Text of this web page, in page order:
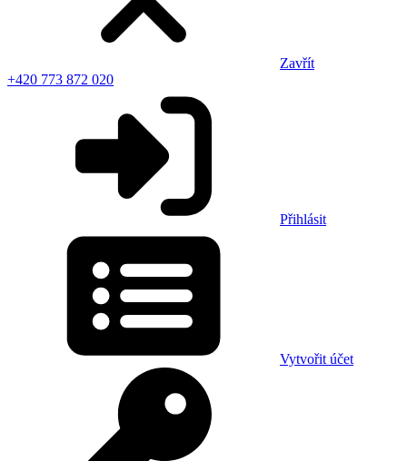
Zavřít
+420 773 872 020
Přihlásit
Vytvořit účet